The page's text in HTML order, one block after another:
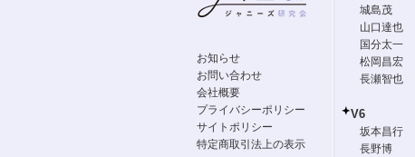
お知らせ
お問い合わせ
会社概要
プライバシーポリシー
サイトポリシー
特定商取引法上の表示
城島茂
山口達也
国分太一
松岡昌宏
長瀬智也
V6
坂本昌行
長野博